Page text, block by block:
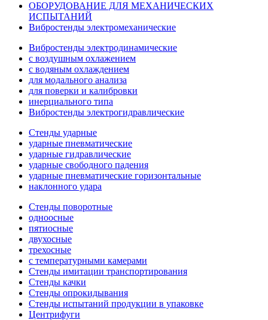
ОБОРУДОВАНИЕ ДЛЯ МЕХАНИЧЕСКИХ
ИСПЫТАНИЙ
Вибростенды электромеханические
Вибростенды электродинамические
с воздушным охлажением
с водяным охлаждением
для модального анализа
для поверки и калибровки
инерциального типа
Вибростенды электрогидравлические
Стенды ударные
ударные пневматические
ударные гидравлические
ударные свободного падения
ударные пневматические горизонтальные
наклонного удара
Стенды поворотные
одноосные
пятиосные
двухосные
трехосные
с температурными камерами
Стенды имитации транспортирования
Стенды качки
Стенды опрокидывания
Стенды испытаний продукции в упаковке
Центрифуги